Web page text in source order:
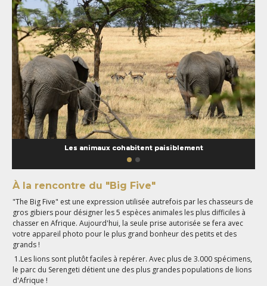
Les animaux cohabitent paisiblement
À la rencontre du "Big Five"
"The Big Five" est une expression utilisée autrefois par les chasseurs de
gros gibiers pour désigner les 5 espèces animales les plus difficiles à
chasser en Afrique. Aujourd'hui, la seule prise autorisée se fera avec
votre appareil photo pour le plus grand bonheur des petits et des
grands !
1.Les lions sont plutôt faciles à repérer. Avec plus de 3.000 spécimens,
le parc du Serengeti détient une des plus grandes populations de lions
d'Afrique !